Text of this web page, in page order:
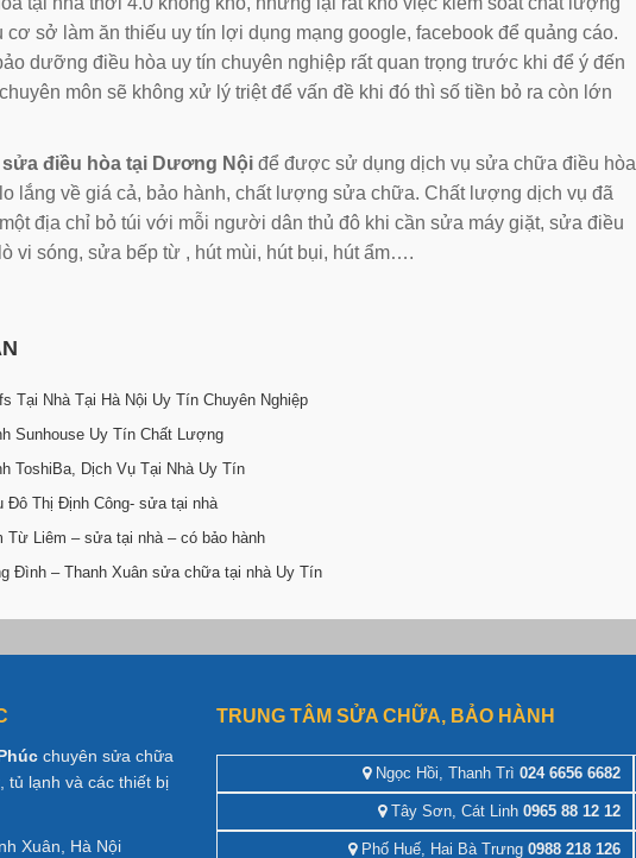
cơ sở làm ăn thiếu uy tín lợi dụng mạng google, facebook để quảng cáo.
dưỡng điều hòa uy tín chuyên nghiệp rất quan trọng trước khi để ý đến
môn sẽ không xử lý triệt để vấn đề khi đó thì số tiền bỏ ra còn lớn
sửa điều hòa tại Dương Nội để được sử dụng dịch vụ sửa chữa điều hòa
lắng về giá cả, bảo hành, chất lượng sửa chữa. Chất lượng dịch vụ đã
địa chỉ bỏ túi với mỗi người dân thủ đô khi cần sửa máy giặt, sửa điều
vi sóng, sửa bếp từ , hút mùi, hút bụi, hút ẩm….
Tại Nhà Tại Hà Nội Uy Tín Chuyên Nghiệp
Sunhouse Uy Tín Chất Lượng
ToshiBa, Dịch Vụ Tại Nhà Uy Tín
Đô Thị Định Công- sửa tại nhà
Từ Liêm – sửa tại nhà – có bảo hành
Đình – Thanh Xuân sửa chữa tại nhà Uy Tín
chuyên sửa chữa
tủ lạnh và các thiết bị
Xuân, Hà Nội
TRUNG TÂM SỬA CHỮA, BẢO HÀNH
Ngọc Hồi, Thanh Trì 024 6656 6682
Tây Sơn, Cát Linh 0965 88 12 12
Phố Huế, Hai Bà Trưng 0988 218 126